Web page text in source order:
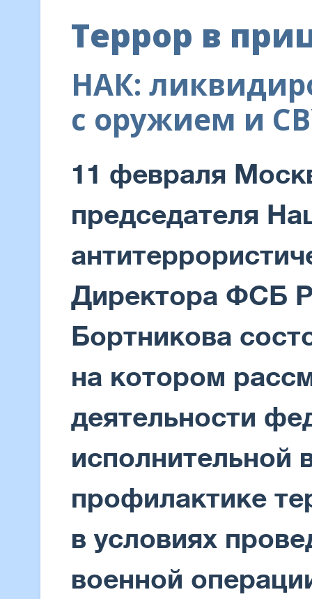
Террор в
НАК:
с оружием и
11 февраля
председателя
Директора ФСБ
Бортникова
на котором
деятельности
исполнительной
профилактике
в условиях
военной